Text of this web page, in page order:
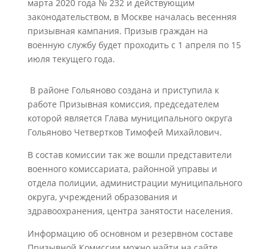
марта 2020 года № 232 и действующим
законодательством, в Москве началась весенняя
призывная кампания. Призыв граждан на
военную службу будет проходить с 1 апреля по 15
июля текущего года.
В районе Гольяново создана и приступила к
работе Призывная комиссия, председателем
которой является Глава муниципального округа
Гольяново Четвертков Тимофей Михайлович.
В состав комиссии так же вошли представители
военного комиссариата, районной управы и
отдела полиции, администрации муниципального
округа, учреждений образования и
здравоохранения, центра занятости населения.
Информацию об основном и резервном составе